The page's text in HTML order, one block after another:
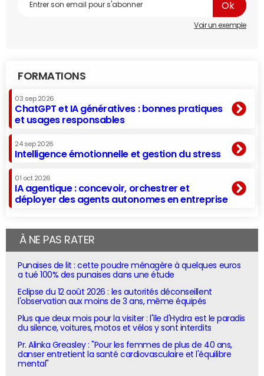
Voir un exemple
FORMATIONS
03 sep 2026
ChatGPT et IA génératives : bonnes pratiques
et usages responsables
24 sep 2026
Intelligence émotionnelle et gestion du stress
01 oct 2026
IA agentique : concevoir, orchestrer et
déployer des agents autonomes en entreprise
À NE PAS RATER
Punaises de lit : cette poudre ménagère à quelques euros
a tué 100% des punaises dans une étude
Eclipse du 12 août 2026 : les autorités déconseillent
l'observation aux moins de 3 ans, même équipés
Plus que deux mois pour la visiter : l'île d'Hydra est le paradis
du silence, voitures, motos et vélos y sont interdits
Pr. Alinka Greasley : "Pour les femmes de plus de 40 ans,
danser entretient la santé cardiovasculaire et l'équilibre
mental"